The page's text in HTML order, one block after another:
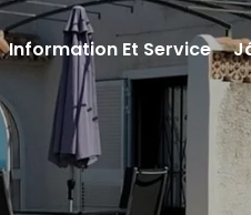
Information Et Service